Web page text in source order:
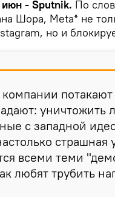
- Sputnik. По
Шора, Meta* не
но и
потакают
уничтожить
с западной
страшная
всеми теми
любят трубить